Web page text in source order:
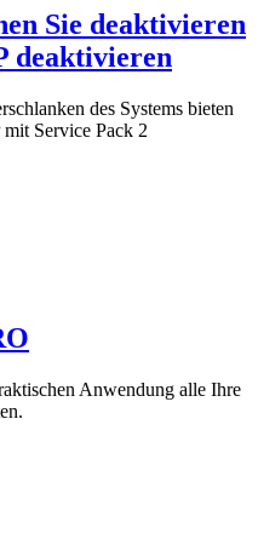
Sie deaktivieren
deaktivieren
des Systems bieten
Service Pack 2
Anwendung alle Ihre